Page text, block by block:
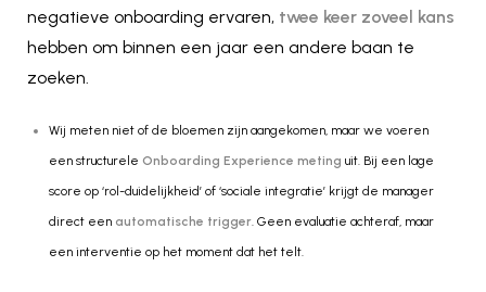
negatieve onboarding ervaren, twee keer zoveel kans
hebben om binnen een jaar een andere baan te
zoeken.
Wij meten niet of de bloemen zijn aangekomen, maar we voeren
een structurele Onboarding Experience meting uit. Bij een lage
score op ‘rol-duidelijkheid’ of ‘sociale integratie’ krijgt de manager
direct een automatische trigger. Geen evaluatie achteraf, maar
een interventie op het moment dat het telt.